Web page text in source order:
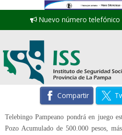
Nuevo número telefónico
Compartir
Telebingo Pampeano pondrá en juego
Pozo Acumulado de 500.000 pesos,